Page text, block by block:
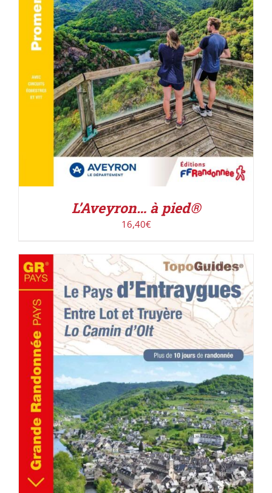
AJOUTER AU PANIER / DÉTAILS
L’Aveyron… à pied®
16,40€
ACHETER LE PRODUIT / DÉTAILS